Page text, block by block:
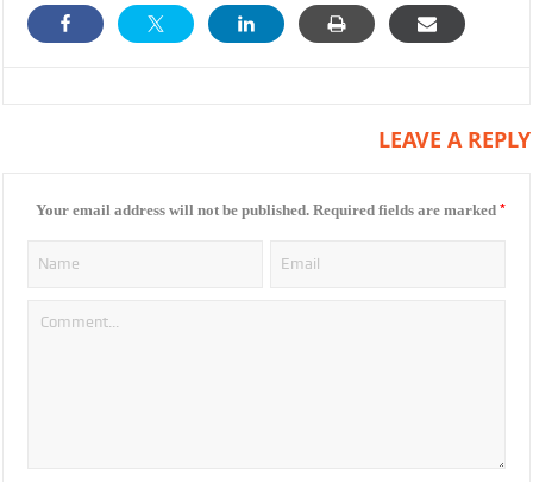
LEAVE A REPLY
Your email address will not be published. Required fields are marked *